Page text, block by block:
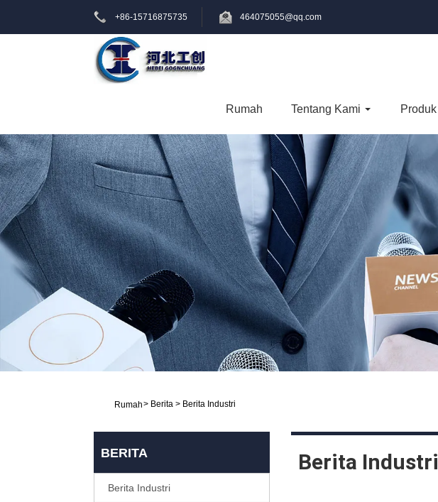
+86-15716875735 464075055@qq.com
Rumah Tentang Kami Produk
Rumah> Berita > Berita Industri
BERITA
Berita Industri
Berita Industri